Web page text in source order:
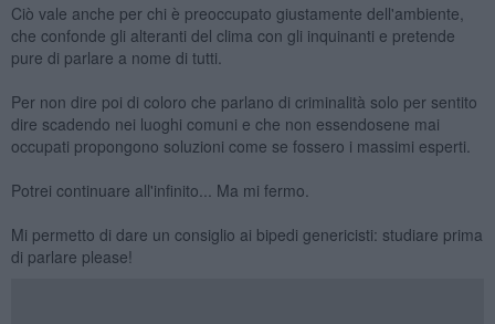
Ciò vale anche per chi è preoccupato giustamente dell'ambiente,
che confonde gli alteranti del clima con gli inquinanti e pretende
pure di parlare a nome di tutti.
Per non dire poi di coloro che parlano di criminalità solo per sentito
dire scadendo nei luoghi comuni e che non essendosene mai
occupati propongono soluzioni come se fossero i massimi esperti.
Potrei continuare all'infinito... Ma mi fermo.
Mi permetto di dare un consiglio ai bipedi genericisti: studiare prima
di parlare please!